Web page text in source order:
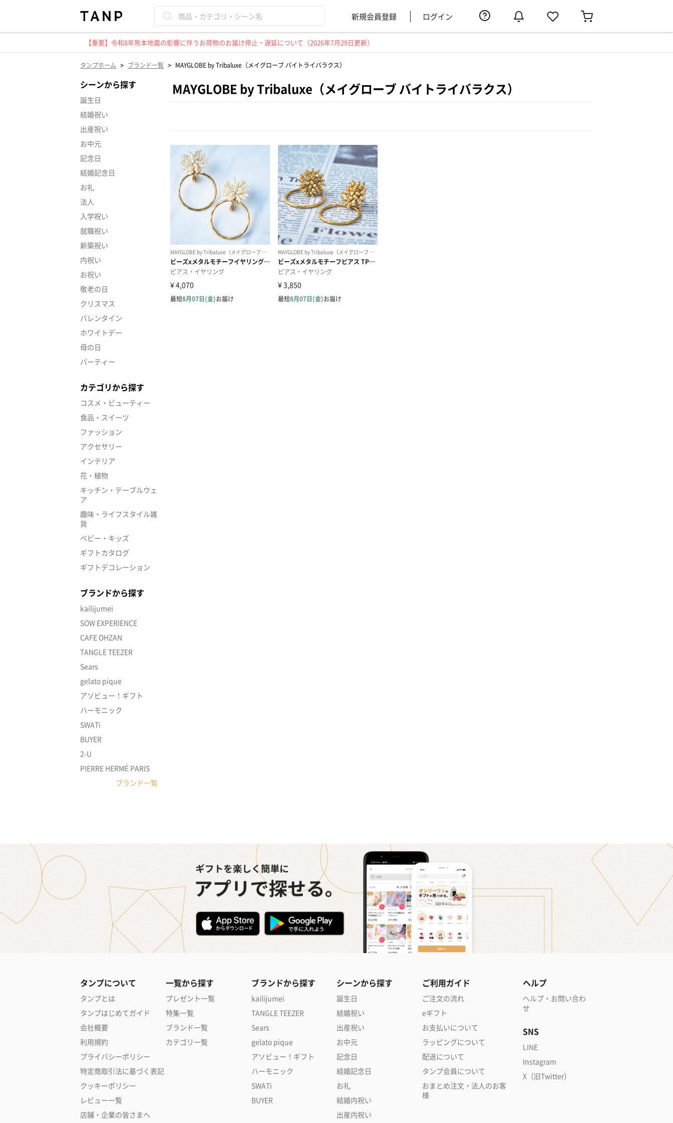
新規会員登録 ログイン
【重要】令和8年熊本地震の影響に伴うお荷物のお届け停止・遅延について（2026年7月29日更新）
タンプホーム > ブランド一覧 > MAYGLOBE by Tribaluxe（メイグローブ バイトライバラクス）
シーンから探す
誕生日
結婚祝い
出産祝い
お中元
記念日
結婚記念日
お礼
法人
入学祝い
就職祝い
新築祝い
内祝い
お祝い
敬老の日
クリスマス
バレンタイン
ホワイトデー
母の日
パーティー
カテゴリから探す
コスメ・ビューティー
食品・スイーツ
ファッション
アクセサリー
インテリア
花・植物
キッチン・テーブルウェ
ア
趣味・ライフスタイル雑
貨
ベビー・キッズ
ギフトカタログ
ギフトデコレーション
ブランドから探す
kailijumei
SOW EXPERIENCE
CAFE OHZAN
TANGLE TEEZER
Sears
gelato pique
アソビュー！ギフト
ハーモニック
SWATi
BUYER
2-U
PIERRE HERMÉ PARIS
ブランド一覧
MAYGLOBE by Tribaluxe（メイグローブ バイトライバラクス）
タンプについて
タンプとは
タンプはじめてガイド
会社概要
利用規約
プライバシーポリシー
特定商取引法に基づく表記
クッキーポリシー
レビュー一覧
店舗・企業の皆さまへ
一覧から探す
プレゼント一覧
特集一覧
ブランド一覧
カテゴリ一覧
ブランドから探す
kailijumei
TANGLE TEEZER
Sears
gelato pique
アソビュー！ギフト
ハーモニック
SWATi
BUYER
シーンから探す
誕生日
結婚祝い
出産祝い
お中元
記念日
結婚記念日
お礼
結婚内祝い
出産内祝い
ご利用ガイド
ご注文の流れ
eギフト
お支払いについて
ラッピングについて
配送について
タンプ会員について
おまとめ注文・法人のお客
様
ヘルプ
ヘルプ・お問い合わ
せ
SNS
LINE
Instagram
X（旧Twitter）